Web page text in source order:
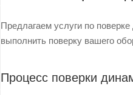
Предлагаем услуги по
выполнить поверку вашего
Процесс поверки